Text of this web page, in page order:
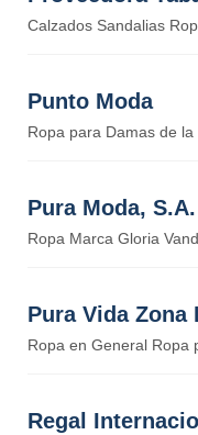
Calzados Sandalias
Punto Moda
Ropa para Damas de
Pura Moda, S.A.
Ropa Marca Gloria
Pura Vida Zona
Ropa en General Ropa
Regal